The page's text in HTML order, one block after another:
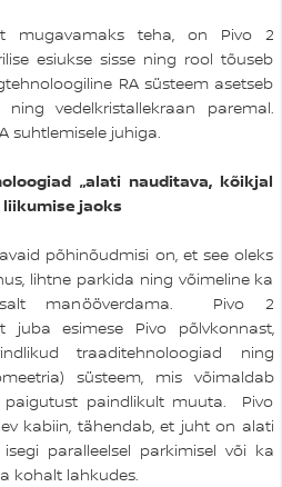
mugavamaks teha, on Pivo 2
esiukse sisse ning rool tõuseb
RA süsteem asetseb
vedelkristallekraan paremal.
suhtlemisele juhiga.
„alati nauditava, kõikjal
liikumise jaoks
põhinõudmisi on, et see oleks
lihtne parkida ning võimeline ka
manööverdama. Pivo 2
juba esimese Pivo põlvkonnast,
traaditehnoloogiad ning
süsteem, mis võimaldab
paigutust paindlikult muuta. Pivo
kabiin, tähendab, et juht on alati
paralleelsel parkimisel või ka
kohalt lahkudes.